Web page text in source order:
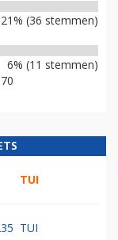
21% (36 stemmen)
6% (11 stemmen)
TUI
TUI